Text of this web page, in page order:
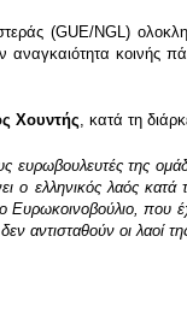
(GUE/NGL)
αναγκαιότητα κοινής
Χουντής, κατά τη
ευρωβουλευτές της
ο ελληνικός λαός
Ευρωκοινοβούλιο, που
αντισταθούν οι λαοί